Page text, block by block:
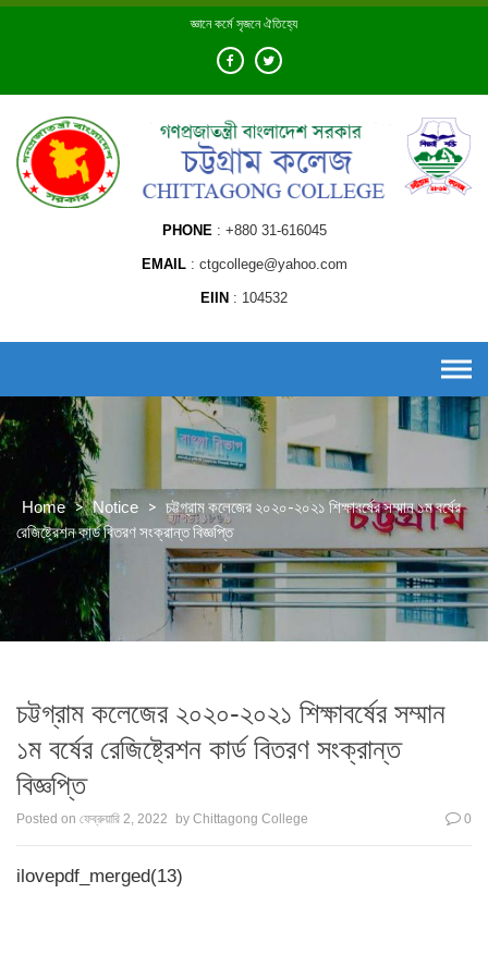
Skip
জ্ঞানে কর্মে সৃজনে ঐতিহ্যে
PHONE +880 31-616045
EMAIL ctgcollege@yahoo.com
EIIN 104532
Home > Notice > চট্টগ্রাম কলেজের ২০২০-২০২১ শিক্ষাবর্ষের সম্মান ১ম বর্ষের
রেজিষ্ট্রেশন কার্ড বিতরণ সংক্রান্ত বিজ্ঞপ্তি
চট্টগ্রাম কলেজের ২০২০-২০২১ শিক্ষাবর্ষের সম্মান
১ম বর্ষের রেজিষ্ট্রেশন কার্ড বিতরণ সংক্রান্ত
বিজ্ঞপ্তি
Posted on ফেব্রুয়ারি 2, 2022 by Chittagong College 0
ilovepdf_merged(13)